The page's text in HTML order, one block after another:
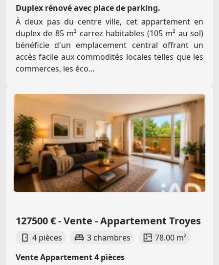
Duplex rénové avec place de parking.
À deux pas du centre ville, cet appartement en
duplex de 85 m² carrez habitables (105 m² au sol)
bénéficie d'un emplacement central offrant un
accès facile aux commodités locales telles que les
commerces, les éco...
127500 € - Vente - Appartement Troyes
4 pièces 3 chambres
78.00 m²
Vente Appartement 4 pièces